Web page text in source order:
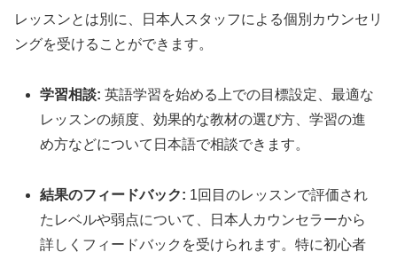
レッスンとは別に、日本人スタッフによる個別カウンセリ
ングを受けることができます。
学習相談: 英語学習を始める上での目標設定、最適な
レッスンの頻度、効果的な教材の選び方、学習の進
め方などについて日本語で相談できます。
結果のフィードバック: 1回目のレッスンで評価され
たレベルや弱点について、日本人カウンセラーから
詳しくフィードバックを受けられます。特に初心者